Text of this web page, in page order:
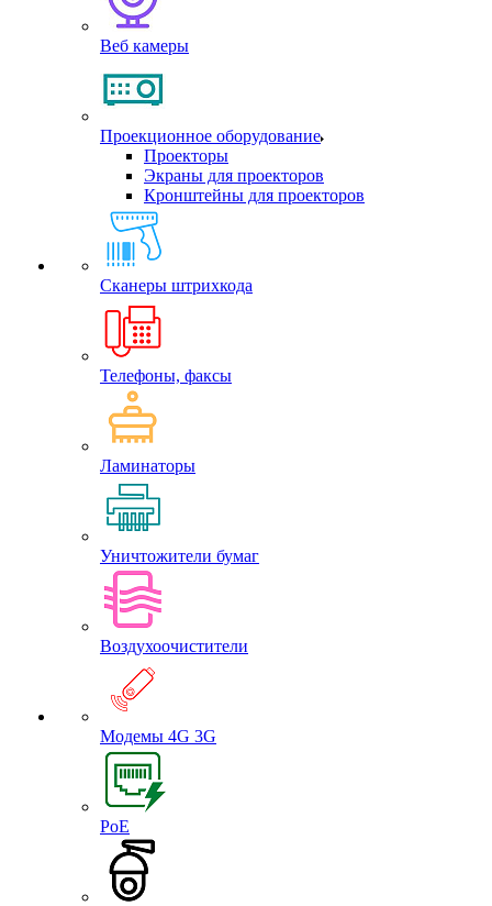
Веб камеры
Проекционное оборудование
Проекторы
Экраны для проекторов
Кронштейны для проекторов
Сканеры штрихкода
Телефоны, факсы
Ламинаторы
Уничтожители бумаг
Воздухоочистители
Модемы 4G 3G
PoE